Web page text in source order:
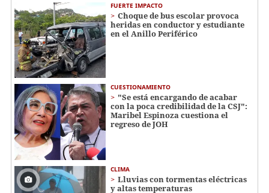
FUERTE IMPACTO
Choque de bus escolar provoca
heridas en conductor y estudiante
en el Anillo Periférico
CUESTIONAMIENTO
"Se está encargando de acabar
con la poca credibilidad de la CSJ":
Maribel Espinoza cuestiona el
regreso de JOH
CLIMA
Lluvias con tormentas eléctricas
y altas temperaturas